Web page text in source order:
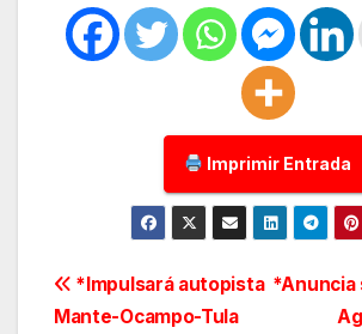
Imprimir Entrada
Navegación *Anuncia
*Impulsará autopista
Mante-Ocampo-Tula